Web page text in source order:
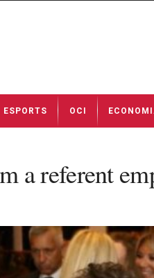
ESPORTS OCI
a referent